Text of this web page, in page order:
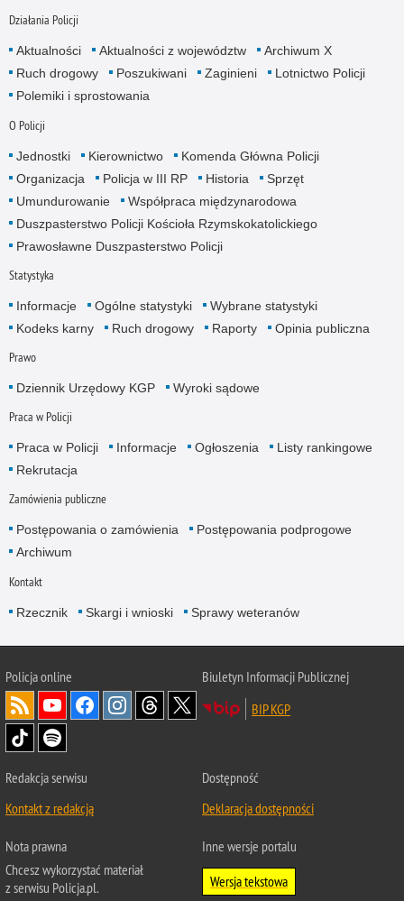
Działania Policji
Aktualności Aktualności z województw
Archiwum X
Ruch drogowy
Poszukiwani Zaginieni
Lotnictwo Policji
Polemiki i sprostowania
O Policji
Jednostki Kierownictwo
Komenda Główna Policji
Organizacja
Policja w III RP Historia
Sprzęt
Umundurowanie
Współpraca międzynarodowa
Duszpasterstwo Policji Kościoła Rzymskokatolickiego
Prawosławne Duszpasterstwo Policji
Statystyka
Informacje Ogólne statystyki
Wybrane statystyki
Kodeks karny
Ruch drogowy Raporty Opinia publiczna
Prawo
Dziennik Urzędowy KGP Wyroki sądowe
Praca w Policji
Praca w Policji Informacje Ogłoszenia
Listy rankingowe
Rekrutacja
Zamówienia publiczne
Postępowania o zamówienia
Postępowania podprogowe
Archiwum
Kontakt
Rzecznik Skargi i wnioski Sprawy weteranów
Policjaonline
Biuletyn Informacji Publicznej
BIP KGP
Redakcja serwisu
Kontakt z redakcją
Dostępność
Deklaracja dostępności
Nota prawna
Chcesz wykorzystać materiał
z serwisu Policja.pl.
Inne wersje portalu
Wersja tekstowa